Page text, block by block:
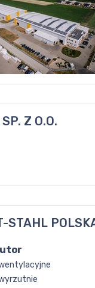
Z O.O.
STAHL